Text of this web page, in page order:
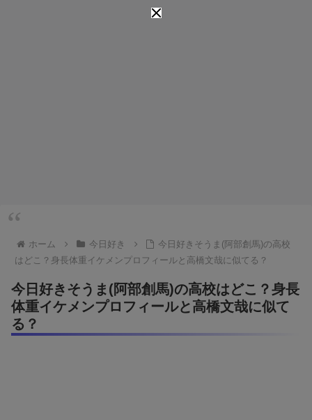
ホーム 今日好き
今日好きそうま(阿部創馬)の高校
はどこ？身長体重イケメンプロフィールと高橋文哉に似てる？
今日好きそうま(阿部創馬)の高校はどこ？身長
体重イケメンプロフィールと高橋文哉に似て
る？